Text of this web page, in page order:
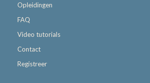
Opleidingen
FAQ
Video tutorials
Contact
Registreer